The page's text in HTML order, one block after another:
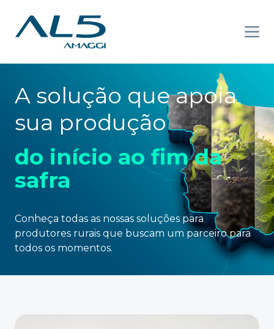
A solução que apoia
sua produção
do início ao fim da
safra
Conheça todas as nossas soluções para
produtores rurais que buscam um parceiro para
todos os momentos.